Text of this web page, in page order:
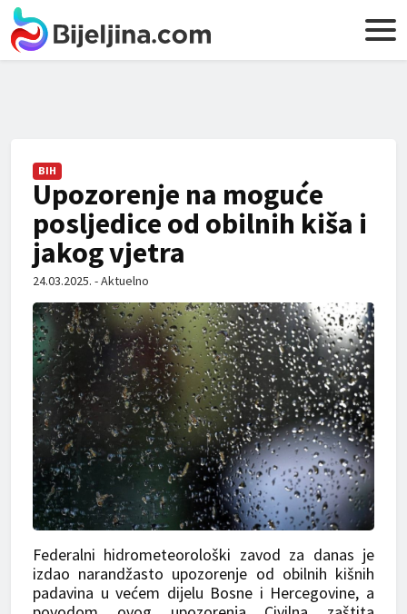
BIH
Upozorenje na moguće
posljedice od obilnih kiša i
jakog vjetra
24.03.2025. - Aktuelno
Federalni hidrometeorološki zavod za danas je
izdao narandžasto upozorenje od obilnih kišnih
padavina u većem dijelu Bosne i Hercegovine, a